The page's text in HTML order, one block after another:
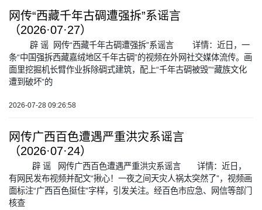
网传“西藏千年古碉遭强拆”系谣言
（2026·07·27）
辟 谣 网传“西藏千年古碉遭强拆”系谣言 详情：近日，一
条“中国强拆西藏嘉绒地区千年古碉”的视频在外网社交媒体流传。画
面里挖掘机长臂作业拆除碉式建筑，配上“千年古碉被毁”“藏族文化
遭到破坏”的
2026-07-28 09:26:58
网传广西百色遭遇严重洪灾系谣言
（2026·07·24）
辟 谣 网传广西百色遭遇严重洪灾系谣言 详情：近日，
有网民发布视频并配文“揪心！一夜之间天灾人祸太突然了”，视频画
面标注“广西百色挺住”字样，引发关注。经百色市应急、网信等部门
核查